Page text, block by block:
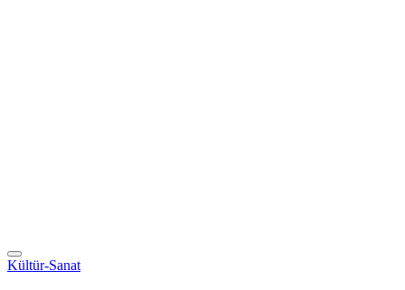
Kültür-Sanat